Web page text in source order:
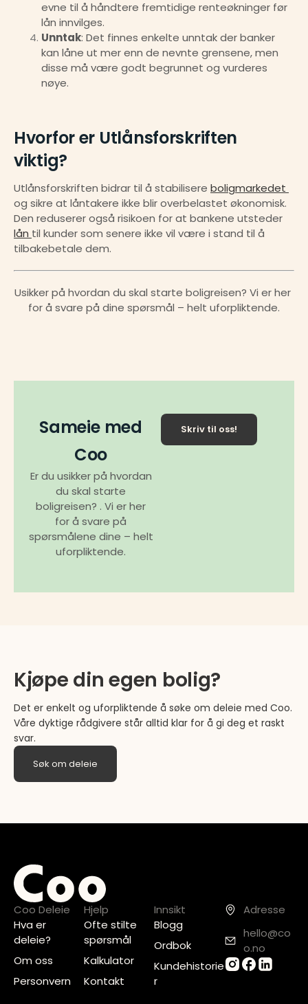
evne til å håndtere fremtidige renteøkninger før
lån innvilges.
Unntak: Det finnes enkelte unntak der banker
kan låne ut mer enn de nevnte grensene, men
disse må være godt begrunnet og vurderes
nøye.
Hvorfor er Utlånsforskriften
viktig?
Utlånsforskriften bidrar til å stabilisere
og sikre at låntakere ikke blir overbelastet økonomisk.
lån til kunder som senere ikke vil være i stand til å
tilbakebetale dem.
Usikker på hvordan du skal starte boligreisen? Vi er her
for å svare på dine spørsmål – helt uforpliktende.
Sameie med
Coo
Er du usikker på hvordan
du skal starte
boligreisen? . Vi er her
for å svare på
spørsmålene dine – helt
uforpliktende.
Skriv til oss!
Kjøpe din egen bolig?
Det er enkelt og uforpliktende å søke om deleie med Coo.
Våre dyktige rådgivere står alltid klar for å gi deg et raskt
svar.
Søk om deleie
Coo Deleie
Hva er
deleie?
Om oss
Personvern
Hjelp
Ofte stilte
spørsmål
Kalkulator
Kontakt
Innsikt
Blogg
Ordbok
Kundehistorie
r
Adresse
hello@co
o.no